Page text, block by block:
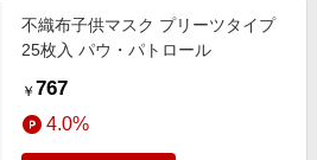
不織布子供マスク プリーツタイプ
25枚入 パウ・パトロール
￥ 767
4.0%